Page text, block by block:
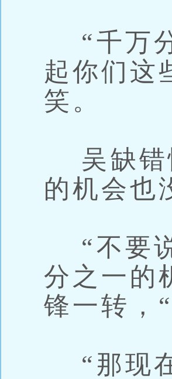
“千万
起你们这
笑。
吴缺错
的机会也
“不要
分之一的
锋一转，
“那现